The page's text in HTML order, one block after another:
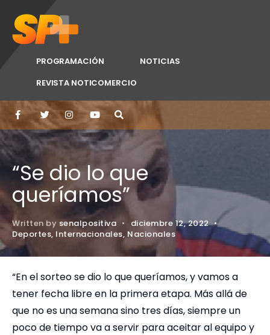
PROGRAMACIÓN
NOTICIAS
REVISTA NOTICOMERCIO
“Se dio lo que
queríamos”
Written by senalpositiva • diciembre 12, 2022 •
Deportes, Internacionales, Nacionales
“En el sorteo se dio lo que queríamos, y vamos a
tener fecha libre en la primera etapa. Más allá de
que no es una semana sino tres días, siempre un
poco de tiempo va a servir para aceitar al equipo y